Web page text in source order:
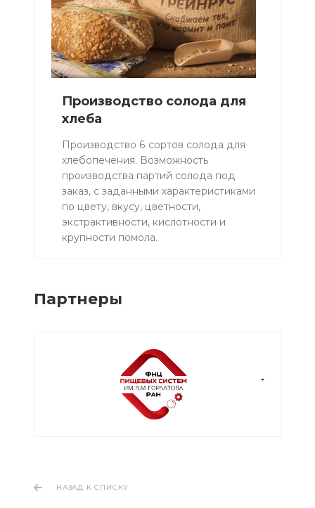
Производство солода для
хлеба
Производство 6 сортов солода для
хлебопечения. Возможность
производства партий солода под
заказ, с заданными характеристиками
по цвету, вкусу, цветности,
экстрактивности, кислотности и
крупности помола.
Партнеры
НАЗАД К СПИСКУ